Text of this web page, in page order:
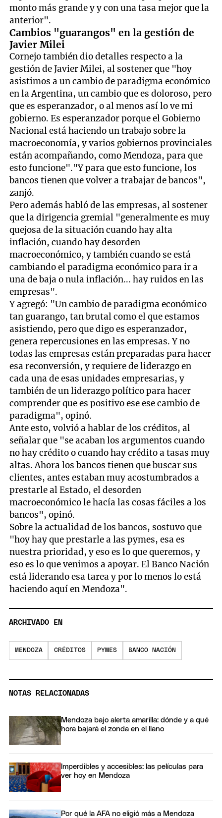
monto más grande y y con una tasa mejor que la
anterior".
Cambios "guarangos" en la gestión de
Javier Milei
Cornejo también dio detalles respecto a la
gestión de Javier Milei, al sostener que "hoy
asistimos a un cambio de paradigma económico
en la Argentina, un cambio que es doloroso, pero
que es esperanzador, o al menos así lo ve mi
gobierno. Es esperanzador porque el Gobierno
Nacional está haciendo un trabajo sobre la
macroeconomía, y varios gobiernos provinciales
están acompañando, como Mendoza, para que
esto funcione"."Y para que esto funcione, los
bancos tienen que volver a trabajar de bancos",
zanjó.
Pero además habló de las empresas, al sostener
que la dirigencia gremial "generalmente es muy
quejosa de la situación cuando hay alta
inflación, cuando hay desorden
macroeconómico, y también cuando se está
cambiando el paradigma económico para ir a
una de baja o nula inflación... hay ruidos en las
empresas".
Y agregó: "Un cambio de paradigma económico
tan guarango, tan brutal como el que estamos
asistiendo, pero que digo es esperanzador,
genera repercusiones en las empresas. Y no
todas las empresas están preparadas para hacer
esa reconversión, y requiere de liderazgo en
cada una de esas unidades empresarias, y
también de un liderazgo político para hacer
comprender que es positivo ese ese cambio de
paradigma", opinó.
Ante esto, volvió a hablar de los créditos, al
señalar que "se acaban los argumentos cuando
no hay crédito o cuando hay crédito a tasas muy
altas. Ahora los bancos tienen que buscar sus
clientes, antes estaban muy acostumbrados a
prestarle al Estado, el desorden
macroeconómico le hacía las cosas fáciles a los
bancos", opinó.
Sobre la actualidad de los bancos, sostuvo que
"hoy hay que prestarle a las pymes, esa es
nuestra prioridad, y eso es lo que queremos, y
eso es lo que venimos a apoyar. El Banco Nación
está liderando esa tarea y por lo menos lo está
haciendo aquí en Mendoza".
ARCHIVADO EN
MENDOZA CRÉDITOS PYMES BANCO NACIÓN
NOTAS RELACIONADAS
Mendoza bajo alerta amarilla: dónde y a qué
hora bajará el zonda en el llano
Imperdibles y accesibles: las películas para
ver hoy en Mendoza
Por qué la AFA no eligió más a Mendoza